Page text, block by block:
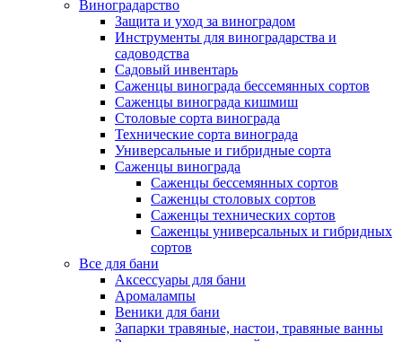
Виноградарство
Защита и уход за виноградом
Инструменты для виноградарства и
садоводства
Садовый инвентарь
Саженцы винограда бессемянных сортов
Саженцы винограда кишмиш
Столовые сорта винограда
Технические сорта винограда
Универсальные и гибридные сорта
Саженцы винограда
Саженцы бессемянных сортов
Саженцы столовых сортов
Саженцы технических сортов
Саженцы универсальных и гибридных
сортов
Все для бани
Аксессуары для бани
Аромалампы
Веники для бани
Запарки травяные, настои, травяные ванны